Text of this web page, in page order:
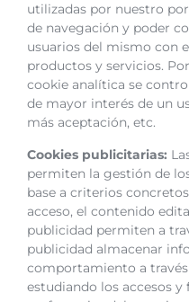
utilizadas por nuestro
de navegación y poder
usuarios del mismo con
productos y servicios.
cookie analítica se
de mayor interés de un
más aceptación, etc.
Cookies publicitarias:
permiten la gestión de
base a criterios
acceso, el contenido
publicidad permiten a
publicidad almacenar
comportamiento a
estudiando los accesos